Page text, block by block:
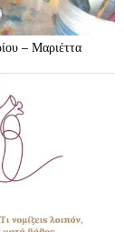
– Μαριέττα